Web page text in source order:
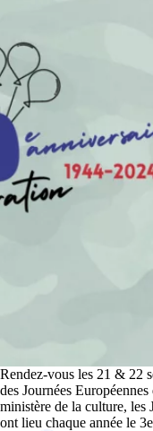
Rendez-vous les 21 & 22
des Journées
ministère de la culture, les
ont lieu chaque année le